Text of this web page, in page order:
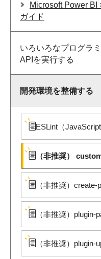
Microsoft Power BI
ガイド
いろいろな​プログラ
APIを​実行する
開発環境を​整備する
ESLint​（
（非推奨）​
（非推奨）​create-
（非推奨）​plugin-
（非推奨）​plugin-